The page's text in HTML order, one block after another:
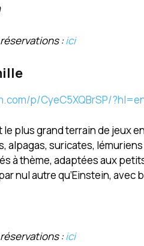
:ici
p/CyeC5XQBrSP/
plus grand terrain de jeux
suricates, lémuriens
à thème, adaptées aux
nul autre qu’Einstein, avec
:ici